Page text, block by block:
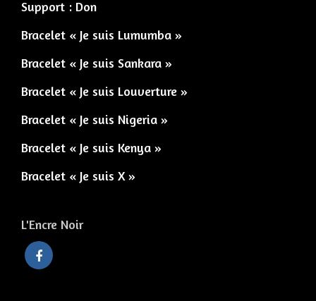
Support : Don
Bracelet « Je suis Lumumba »
Bracelet « Je suis Sankara »
Bracelet « Je suis Louverture »
Bracelet « Je suis Nigeria »
Bracelet « Je suis Kenya »
Bracelet « Je suis X »
L'Encre Noir